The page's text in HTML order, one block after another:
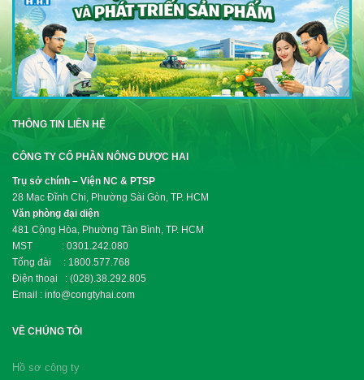
THÔNG TIN LIÊN HỆ
CÔNG TY CỔ PHẦN NÔNG DƯỢC HAI
Trụ sở chính – Viện NC & PTSP
28 Mạc Đĩnh Chi, Phường Sài Gòn, TP. HCM
Văn phòng đại diện
481 Cộng Hòa, Phường Tân Bình, TP. HCM
MST : 0301.242.080
Tổng đài : 1800.577.768
Điện thoại : (028).38.292.805
Email : info@congtyhai.com
VỀ CHÚNG TÔI
Hồ sơ công ty